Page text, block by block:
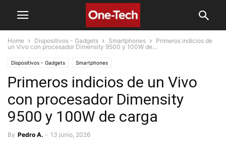
Home Dispositivos - Gadgets Smartphones
Primeros indicios de
un Vivo con procesador Dimensity 9500 y 100W de...
Dispositivos - Gadgets Smartphones
Primeros indicios de un Vivo
con procesador Dimensity
9500 y 100W de carga
By Pedro A. - 13 junio, 2026